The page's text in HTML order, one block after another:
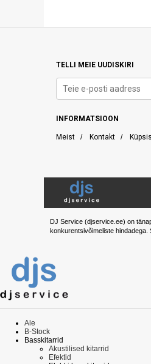
TELLI MEIE UUDISKIRI
INFORMATSIOON
Meist / Kontakt /
DJ Service (djservice.ee) on
konkurentsivõimeliste
Ale
B-Stock
Basskitarrid
Akustilised kitarrid
Efektid